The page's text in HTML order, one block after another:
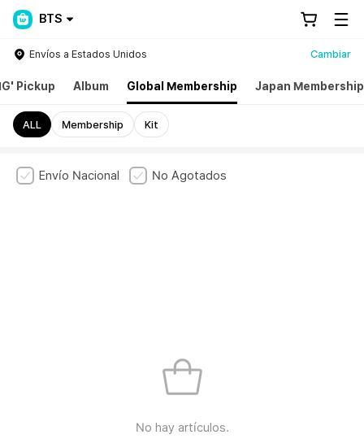
BTS
Envíos a Estados Unidos Cambiar
Pickup Album Global Membership Japan Membership
ALL Membership Kit
Envío Nacional No Agotados
No hay artículos.